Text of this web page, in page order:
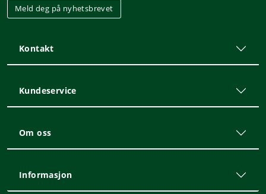
Meld deg på nyhetsbrevet
Kontakt
Kundeservice
Om oss
Informasjon